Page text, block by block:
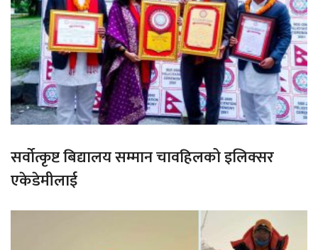
सर्वोत्कृष्ट बिद्यालय सम्मान चावहिलको इलिक्सर
एकेडेमीलाई